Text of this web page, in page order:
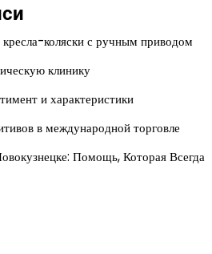
коляски с ручным приводом
клинику
и характеристики
в международной торговле
Помощь, Которая Всегда